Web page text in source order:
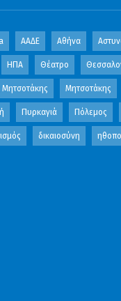
ΑΑΔΕ Αθήνα
ΗΠΑ Θέατρο
Μητσοτάκης Μητσοτάκης
Πυρκαγιά Πόλεμος
δικαιοσύνη